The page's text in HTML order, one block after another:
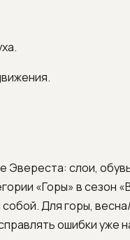
Эвереста: слои,
«Горы» в сезон
Для горы,
ошибки уже